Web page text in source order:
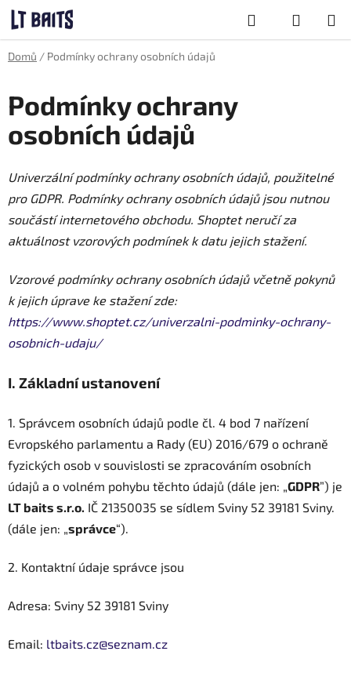
Přejít
obsah
Domů / Podmínky ochrany osobních údajů
Podmínky ochrany
osobních údajů
Univerzální podmínky ochrany osobních údajů, použitelné
pro GDPR. Podmínky ochrany osobních údajů jsou nutnou
součástí internetového obchodu. Shoptet neručí za
aktuálnost vzorových podmínek k datu jejich stažení.
Vzorové podmínky ochrany osobních údajů včetně pokynů
k jejich úprave ke stažení zde:
https://www.shoptet.cz/univerzalni-podminky-ochrany-
osobnich-udaju/
I. Základní ustanovení
1. Správcem osobních údajů podle čl. 4 bod 7 nařízení
Evropského parlamentu a Rady (EU) 2016/679 o ochraně
fyzických osob v souvislosti se zpracováním osobních
údajů a o volném pohybu těchto údajů (dále jen: „ GDPR”) je
LT baits s.r.o. IČ 21350035 se sídlem Sviny 52 39181 Sviny.
(dále jen: „ správce“).
2. Kontaktní údaje správce jsou
Adresa: Sviny 52 39181 Sviny
Email: ltbaits.cz@seznam.cz